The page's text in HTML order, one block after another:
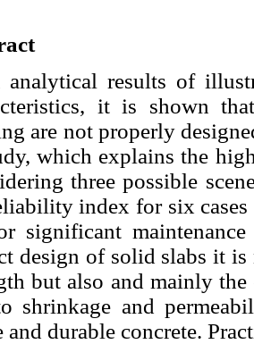
analytical results of
it is shown
are not properly
which explains the
three possible
index for six
significant
design of solid slabs it
but also and mainly
shrinkage and
and durable concrete.